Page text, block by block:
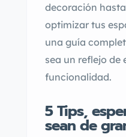
decoración
optimizar tus
una guía
sea un reflejo de
funcionalidad.
5 Tips,
sean de